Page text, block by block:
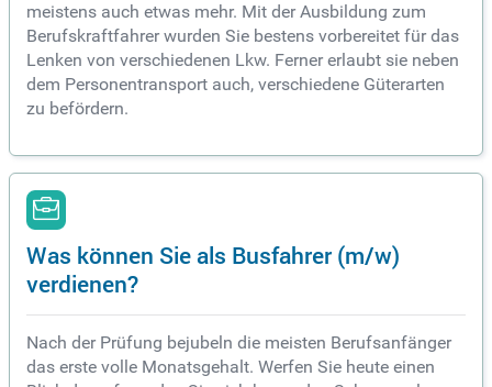
meistens auch etwas mehr. Mit der Ausbildung zum
Berufskraftfahrer wurden Sie bestens vorbereitet für das
Lenken von verschiedenen Lkw. Ferner erlaubt sie neben
dem Personentransport auch, verschiedene Güterarten
zu befördern.
Was können Sie als Busfahrer (m/w)
verdienen?
Nach der Prüfung bejubeln die meisten Berufsanfänger
das erste volle Monatsgehalt. Werfen Sie heute einen